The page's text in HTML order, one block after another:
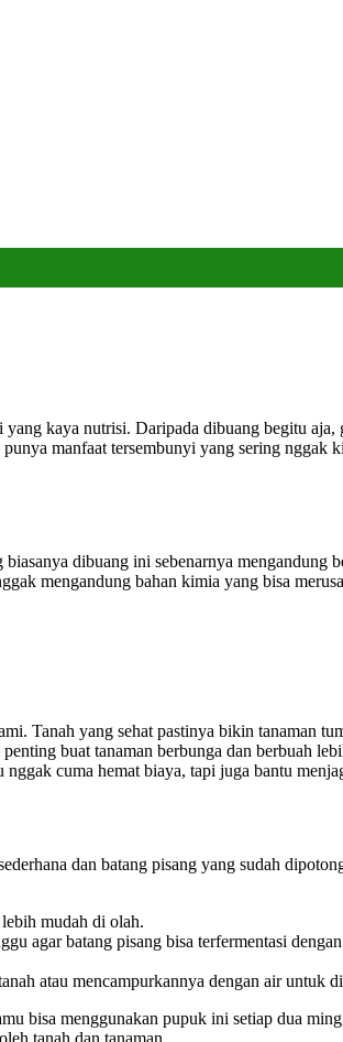
kaya nutrisi. Daripada dibuang begitu
manfaat tersembunyi yang sering nggak
dibuang ini sebenarnya mengandung
mengandung bahan kimia yang bisa
Tanah yang sehat pastinya bikin tanaman
buat tanaman berbunga dan berbuah
cuma hemat biaya, tapi juga bantu
dan batang pisang yang sudah
mudah di olah.
agar batang pisang bisa terfermentasi
atau mencampurkannya dengan air untuk
bisa menggunakan pupuk ini setiap dua